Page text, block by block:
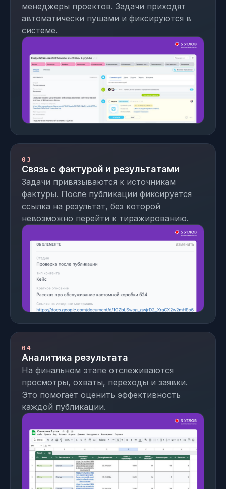
менеджеры проектов. Задачи приходят
автоматически пушами и фиксируются в
системе.
03
Связь с фактурой и результатами
Задачи привязываются к источникам
фактуры. После публикации фиксируется
ссылка на результат, без которой
невозможно перейти к тиражированию.
04
Аналитика результата
На финальном этапе отслеживаются
просмотры, охваты, переходы и заявки.
Это помогает оценить эффективность
каждой публикации.